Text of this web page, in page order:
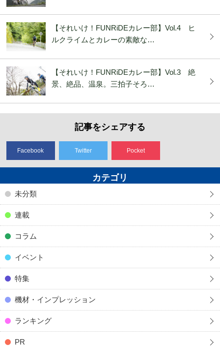
【それいけ！FUNRiDEカレー部】Vol.4 ヒ
ルクライムとカレーの素敵な…
【それいけ！FUNRiDEカレー部】Vol.3 絶
景、絶品、温泉。三拍子そろ…
記事をシェアする
Facebook Twitter Pocket
カテゴリ
未分類
連載
コラム
イベント
特集
機材・インプレッション
ランキング
PR